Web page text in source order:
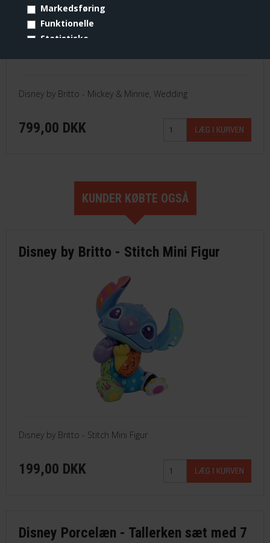
Markedsføring
Funktionelle
Statistiske
Disney by Britto - Mickey & Minnie, Wedding
799,00 DKK
KUNDER KØBTE OGSÅ
Disney by Britto - Stitch Mini Figur
Disney by Britto - Stitch Mini Figur
199,00 DKK
Disney Porcelæn - Tallerken sæt med 7